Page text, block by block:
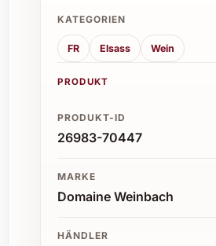
KATEGORIEN
FR Elsass Wein
PRODUKT
PRODUKT-ID
26983-70447
MARKE
Domaine Weinbach
HÄNDLER